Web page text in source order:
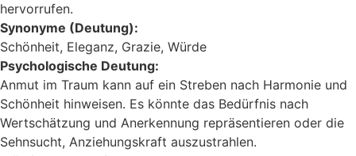
hervorrufen.
Synonyme (Deutung):
Schönheit, Eleganz, Grazie, Würde
Psychologische Deutung:
Anmut im Traum kann auf ein Streben nach Harmonie und
Schönheit hinweisen. Es könnte das Bedürfnis nach
Wertschätzung und Anerkennung repräsentieren oder die
Sehnsucht, Anziehungskraft auszustrahlen.